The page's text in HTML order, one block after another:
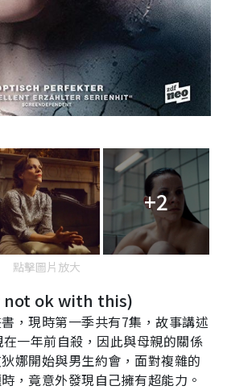
+2
點擊圖片放大
not ok with this)
，現時第一季共有7集，故事講述
一年前自殺，因此與母親的關係
娜開始與男生約會，面對複雜的
，竟意外發現自己擁有超能力。